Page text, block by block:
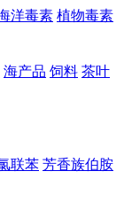
洋毒素 植物毒素
海产品 饲料 茶叶
联苯 芳香族伯胺